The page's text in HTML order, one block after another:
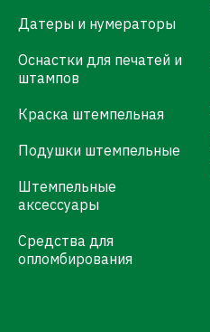
Датеры и нумераторы
Оснастки для печатей и
штампов
Краска штемпельная
Подушки штемпельные
Штемпельные
аксессуары
Средства для
опломбирования